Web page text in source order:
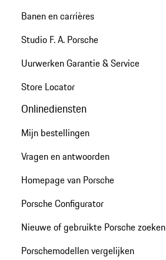
Banen en carrières
Studio F. A. Porsche
Uurwerken Garantie & Service
Store Locator
Onlinediensten
Mijn bestellingen
Vragen en antwoorden
Homepage van Porsche
Porsche Configurator
Nieuwe of gebruikte Porsche zoeken
Porschemodellen vergelijken